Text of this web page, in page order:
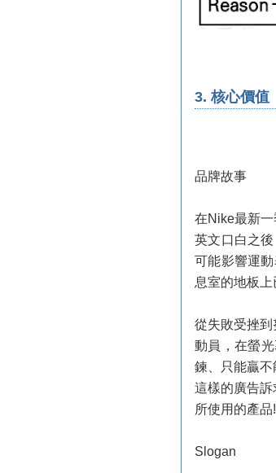
3. 核心價值
品牌故事
在Nike最新
英文口白之
可能影響運
息室的地板
從失敗受挫
動員，在螢
鍊、只能贏
這樣的廣告
所使用的產品!
Slogan